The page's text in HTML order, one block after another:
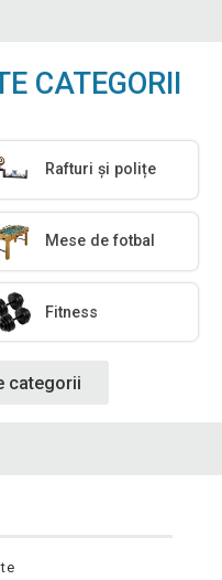
CATEGORII
Rafturi și polițe
Mese de fotbal
Fitness
categorii